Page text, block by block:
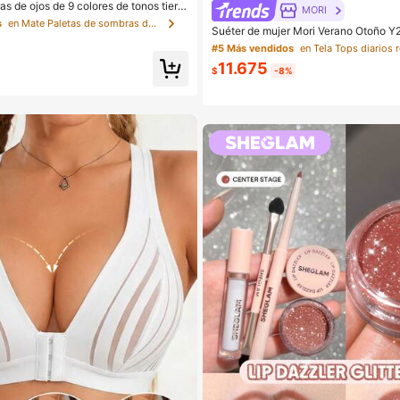
de ojos de 9 colores de tonos tierra
con leche, maquillaje ligero, brill
de maquillaje de ojos
en Mate Paletas de sombras de ojos
MORI
Suéter de mujer Mori Verano Otoño
punto estilo bohemio sexy con
en color albaricoque profundo,
lo callejero de punto
#5 Más vendidos
$11.675 -8%